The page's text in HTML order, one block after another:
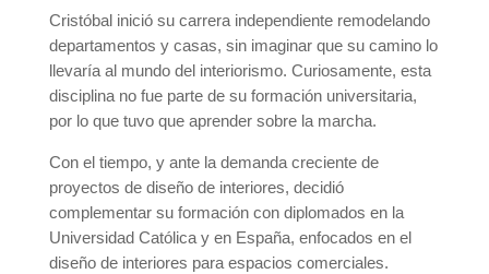
Cristóbal inició su carrera independiente remodelando
departamentos y casas, sin imaginar que su camino lo
llevaría al mundo del interiorismo. Curiosamente, esta
disciplina no fue parte de su formación universitaria,
por lo que tuvo que aprender sobre la marcha.
Con el tiempo, y ante la demanda creciente de
proyectos de diseño de interiores, decidió
complementar su formación con diplomados en la
Universidad Católica y en España, enfocados en el
diseño de interiores para espacios comerciales.